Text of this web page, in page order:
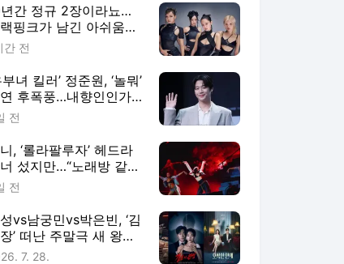
간 정규 2장이라뇨…
핑크가 남긴 아쉬움
구]
간 전
부녀 킬러’ 정준원, ‘놀뭐’
후폭풍…내향인인가
의인가 [돌파구]
전
, ‘롤라팔루자’ 헤드라
섰지만…“노래방 같
외신 혹평도 [돌파구]
전
vs남궁민vs박은빈, ‘김
’ 떠난 주말극 새 왕좌
[돌파구]
7. 28.